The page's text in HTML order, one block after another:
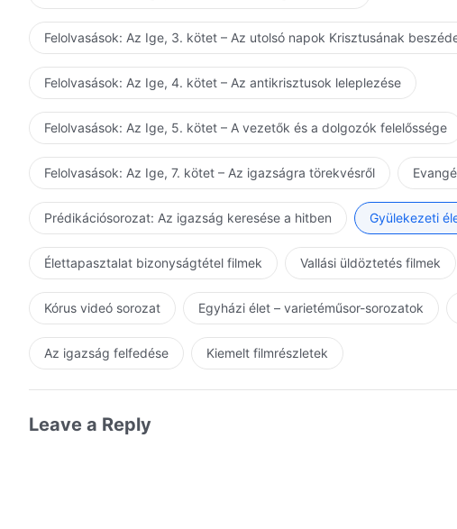
Felolvasások: Az Ige, 3. kötet – Az utolsó napok Krisztusának
Felolvasások: Az Ige, 4. kötet – Az antikrisztusok leleplezése
Felolvasások: Az Ige, 5. kötet – A vezetők és a dolgozók felelőssége
Felolvasások: Az Ige, 7. kötet – Az igazságra törekvésről
Prédikációsorozat: Az igazság keresése a hitben Gyülekezeti
Élettapasztalat bizonyságtétel filmek Vallási üldöztetés filmek
Kórus videó sorozat Egyházi élet – varietéműsor-sorozatok
Az igazság felfedése Kiemelt filmrészletek
Leave a Reply